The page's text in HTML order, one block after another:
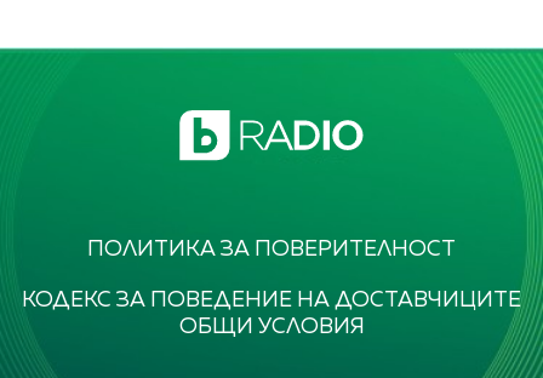
ПОЛИТИКА ЗА ПОВЕРИТЕЛНОСТ
КОДЕКС ЗА ПОВЕДЕНИЕ НА ДОСТАВЧИЦИТЕ
ОБЩИ УСЛОВИЯ